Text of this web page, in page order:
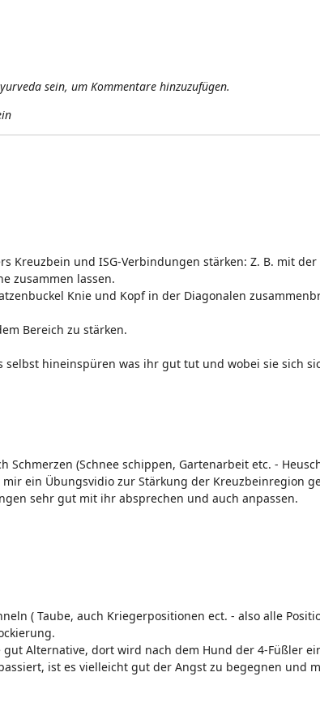
sein, um Kommentare hinzuzufügen.
Kreuzbein und ISG-Verbindungen stärken: Z. B. mit
zusammen lassen.
Knie und Kopf in der Diagonalen
Bereich zu stärken.
hineinspüren was ihr gut tut und wobei sie sich
(Schnee schippen, Gartenarbeit etc. -
ein Übungsvidio zur Stärkung der Kreuzbeinregion
sehr gut mit ihr absprechen und auch anpassen.
( Taube, auch Kriegerpositionen ect. - also alle
Alternative, dort wird nach dem Hund der 4-Füßler
ist es vielleicht gut der Angst zu begegnen und